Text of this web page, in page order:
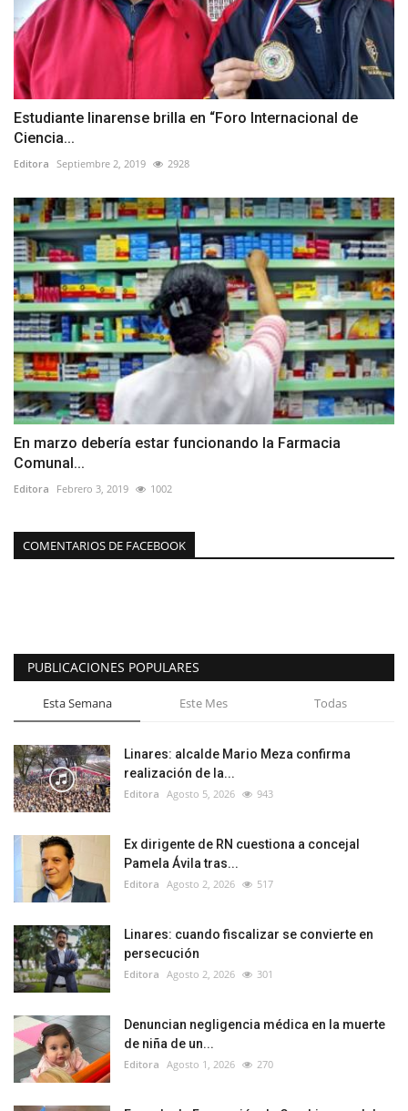
Estudiante linarense brilla en “Foro Internacional de
Ciencia...
Editora Septiembre 2, 2019 2928
En marzo debería estar funcionando la Farmacia
Comunal...
Editora Febrero 3, 2019 1002
COMENTARIOS DE FACEBOOK
PUBLICACIONES POPULARES
Esta Semana Este Mes Todas
Linares: alcalde Mario Meza confirma
realización de la...
Editora Agosto 5, 2026 943
Ex dirigente de RN cuestiona a concejal
Pamela Ávila tras...
Editora Agosto 2, 2026 517
Linares: cuando fiscalizar se convierte en
persecución
Editora Agosto 2, 2026 301
Denuncian negligencia médica en la muerte
de niña de un...
Editora Agosto 1, 2026 270